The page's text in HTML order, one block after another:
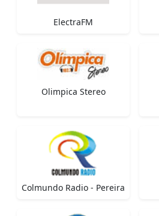
ElectraFM
Olimpica Stereo
Colmundo Radio - Pereira